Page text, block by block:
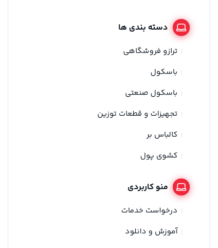
دسته بندی ها
ترازو فروشگاهی
باسکول
باسکول صنعتی
تجهیزات و قطعات توزین
کالباس بر
کشوی پول
منو کاربردی
درخواست خدمات
آموزش و دانلود